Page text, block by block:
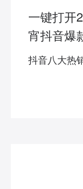
一键打开
宵抖音爆
抖音八大热